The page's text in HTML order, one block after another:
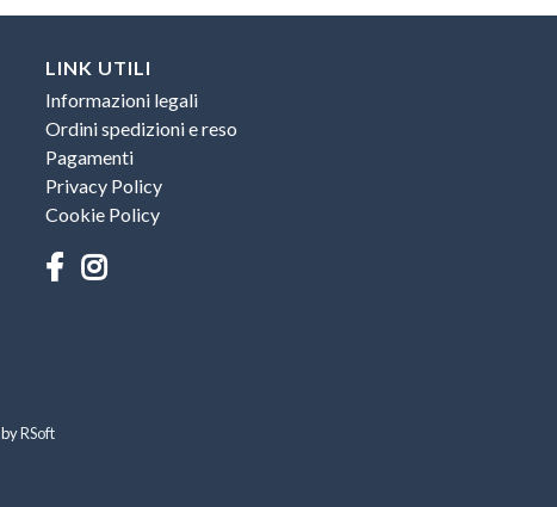
LINK UTILI
Informazioni legali
Ordini spedizioni e reso
Pagamenti
Privacy Policy
Cookie Policy
byRSoft